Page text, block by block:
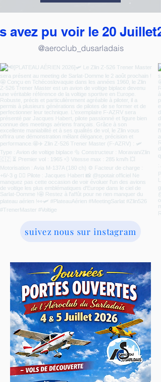
avez pu voir le 20
@aeroclub_dusarladais
suivez nous sur instagram